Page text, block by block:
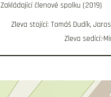
Zakládající členové spolku (2019)
Zleva stojící: Tomáš Dudík,
Zleva